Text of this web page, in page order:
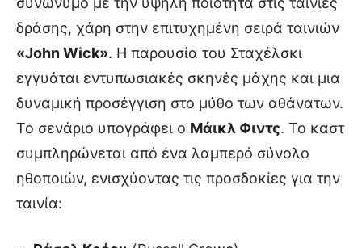
δράσης, χάρη στην επιτυχημένη σειρά ταινιών
«John Wick». Η παρουσία του Σταχέλσκι
εγγυάται εντυπωσιακές σκηνές μάχης και μια
δυναμική προσέγγιση στο μύθο των αθάνατων.
Το σενάριο υπογράφει ο Μάικλ Φιντς. Το καστ
συμπληρώνεται από ένα λαμπερό σύνολο
ηθοποιών, ενισχύοντας τις προσδοκίες για την
ταινία: